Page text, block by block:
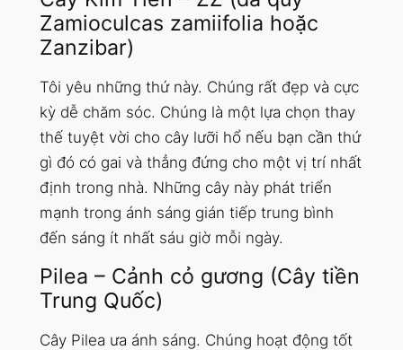
Zamioculcas zamiifolia hoặc
Zanzibar)
Tôi yêu những thứ này. Chúng rất đẹp và cực
kỳ dễ chăm sóc. Chúng là một lựa chọn thay
thế tuyệt vời cho cây lưỡi hổ nếu bạn cần thứ
gì đó có gai và thẳng đứng cho một vị trí nhất
định trong nhà. Những cây này phát triển
mạnh trong ánh sáng gián tiếp trung bình
đến sáng ít nhất sáu giờ mỗi ngày.
Pilea – Cảnh cỏ gương (Cây tiền
Trung Quốc)
Cây Pilea ưa ánh sáng. Chúng hoạt động tốt